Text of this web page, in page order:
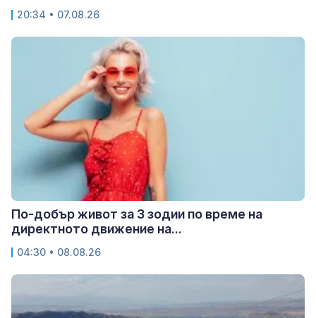
20:34 • 07.08.26
По-добър живот за 3 зодии по време на
директното движение на...
04:30 • 08.08.26